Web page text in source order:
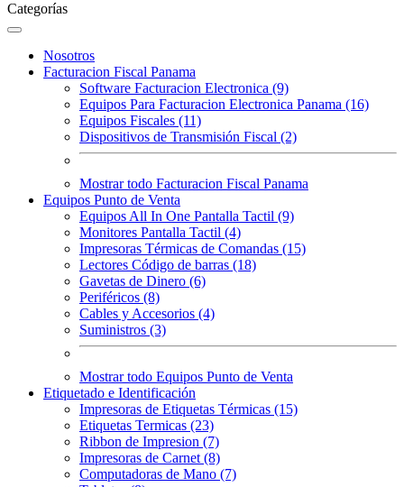
Categorías
Nosotros
Facturacion Fiscal Panama
Software Facturacion Electronica (9)
Equipos Para Facturacion Electronica Panama (16)
Equipos Fiscales (11)
Dispositivos de Transmisión Fiscal (2)
Mostrar todo Facturacion Fiscal Panama
Equipos Punto de Venta
Equipos All In One Pantalla Tactil (9)
Monitores Pantalla Tactil (4)
Impresoras Térmicas de Comandas (15)
Lectores Código de barras (18)
Gavetas de Dinero (6)
Periféricos (8)
Cables y Accesorios (4)
Suministros (3)
Mostrar todo Equipos Punto de Venta
Etiquetado e Identificación
Impresoras de Etiquetas Térmicas (15)
Etiquetas Termicas (23)
Ribbon de Impresion (7)
Impresoras de Carnet (8)
Computadoras de Mano (7)